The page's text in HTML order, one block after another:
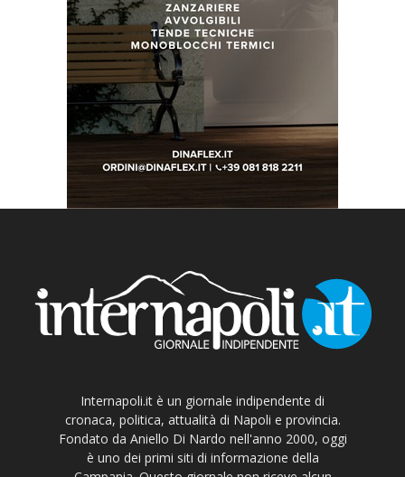
Internapoli.it è un giornale indipendente di
cronaca, politica, attualità di Napoli e provincia.
Fondato da Aniello Di Nardo nell'anno 2000, oggi
è uno dei primi siti di informazione della